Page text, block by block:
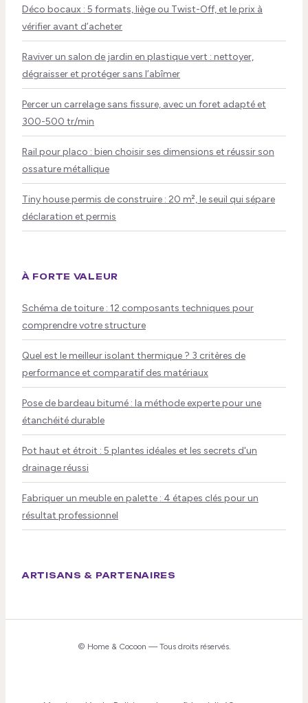
Déco bocaux : 5 formats, liège ou Twist-Off, et le prix à
vérifier avant d’acheter
Raviver un salon de jardin en plastique vert : nettoyer,
dégraisser et protéger sans l’abîmer
Percer un carrelage sans fissure, avec un foret adapté et
300-500 tr/min
Rail pour placo : bien choisir ses dimensions et réussir son
ossature métallique
Tiny house permis de construire : 20 m², le seuil qui sépare
déclaration et permis
À FORTE VALEUR
Schéma de toiture : 12 composants techniques pour
comprendre votre structure
Quel est le meilleur isolant thermique ? 3 critères de
performance et comparatif des matériaux
Pose de bardeau bitumé : la méthode experte pour une
étanchéité durable
Pot haut et étroit : 5 plantes idéales et les secrets d'un
drainage réussi
Fabriquer un meuble en palette : 4 étapes clés pour un
résultat professionnel
ARTISANS & PARTENAIRES
© Home & Cocoon — Tous droits réservés.